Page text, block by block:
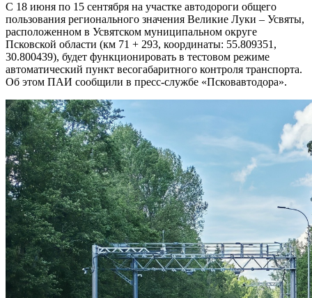
С 18 июня по 15 сентября на участке автодороги общего
пользования регионального значения Великие Луки – Усвяты,
расположенном в Усвятском муниципальном округе
Псковской области (км 71 + 293, координаты: 55.809351,
30.800439), будет функционировать в тестовом режиме
автоматический пункт весогабаритного контроля транспорта.
Об этом ПАИ сообщили в пресс-службе «Псковавтодора».